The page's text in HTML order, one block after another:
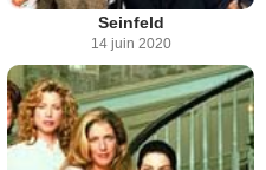
Seinfeld
14 juin 2020